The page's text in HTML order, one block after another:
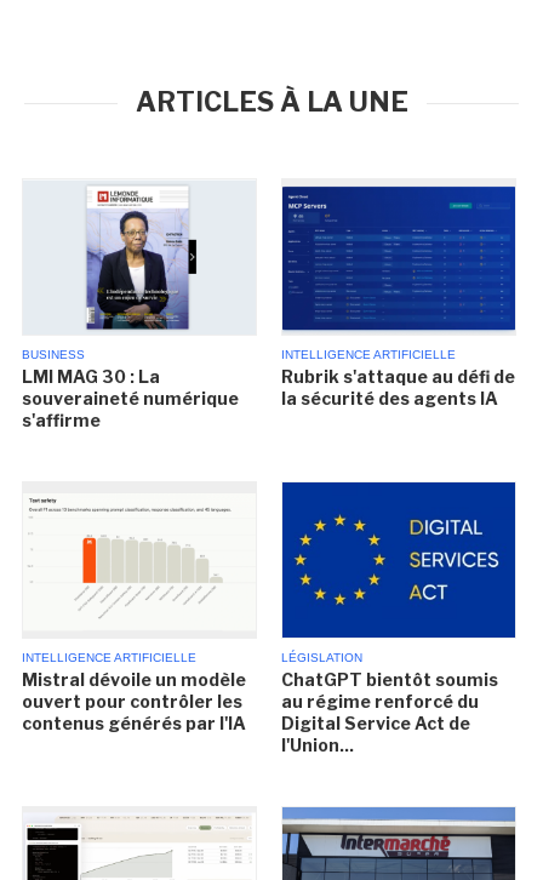
ARTICLES À LA UNE
BUSINESS
LMI MAG 30 : La
souveraineté numérique
s'affirme
INTELLIGENCE ARTIFICIELLE
Rubrik s'attaque au défi de
la sécurité des agents IA
INTELLIGENCE ARTIFICIELLE
Mistral dévoile un modèle
ouvert pour contrôler les
contenus générés par l'IA
LÉGISLATION
ChatGPT bientôt soumis
au régime renforcé du
Digital Service Act de
l'Union...